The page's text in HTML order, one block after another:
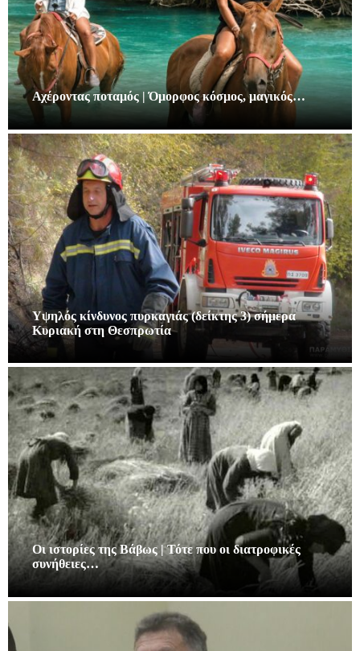
Αχέροντας ποταμός | Όμορφος κόσμος, μαγικός…
Υψηλός κίνδυνος πυρκαγιάς (δείκτης 3) σήμερα
Κυριακή στη Θεσπρωτία
Οι ιστορίες της Βάβως | Τότε που οι διατροφικές
συνήθειες…